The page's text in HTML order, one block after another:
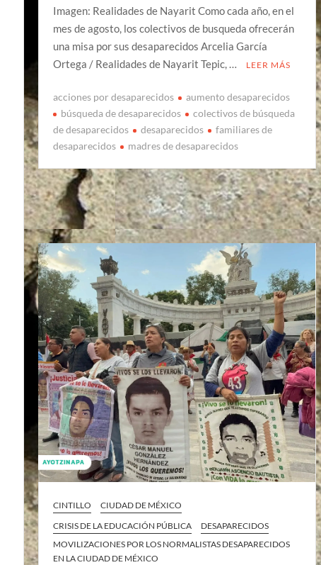
Imagen: Realidades de Nayarit Como cada año, en el
mes de agosto, los colectivos de busqueda ofrecerán
una misa por sus desaparecidos Arcelia García
Ortega / Realidades de Nayarit Tepic, …
LEER MÁS
acciones por desaparecidos
aumento desaparecidos
búsqueda de desaparecidos
colectivos de búsqueda
de desaparecidos
desaparecidos
familiares de
desaparecidos
madres de desaparecidos
CINTILLO
CIUDAD DE MÉXICO
CRISIS DE LA EDUCACIÓN PÚBLICA
DESAPARECIDOS
MOVILIZACIONES POR LOS NORMALISTAS DESAPARECIDOS
EN LA CIUDAD DE MÉXICO